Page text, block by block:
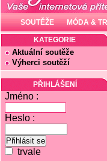
SOUTĚŽE MÓDA &
KATEGORIE
Aktuální soutěže
Výherci soutěží
PŘIHLÁŠENÍ
Jméno :
Heslo :
trvale